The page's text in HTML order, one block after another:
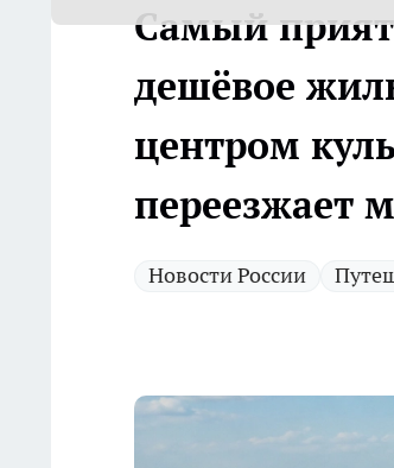
Самый
дешёвое
центром
переезжает
Новости России